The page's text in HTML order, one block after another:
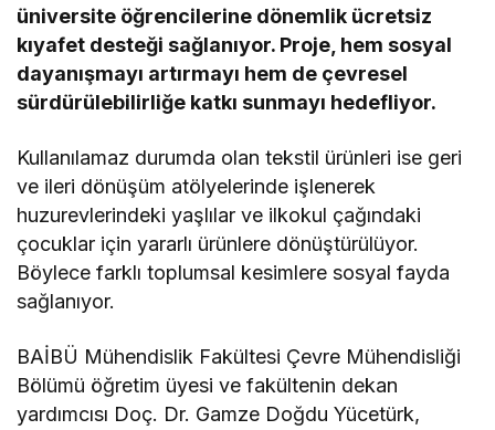
üniversite öğrencilerine dönemlik ücretsiz
kıyafet desteği sağlanıyor. Proje, hem sosyal
dayanışmayı artırmayı hem de çevresel
sürdürülebilirliğe katkı sunmayı hedefliyor.
Kullanılamaz durumda olan tekstil ürünleri ise geri
ve ileri dönüşüm atölyelerinde işlenerek
huzurevlerindeki yaşlılar ve ilkokul çağındaki
çocuklar için yararlı ürünlere dönüştürülüyor.
Böylece farklı toplumsal kesimlere sosyal fayda
sağlanıyor.
BAİBÜ Mühendislik Fakültesi Çevre Mühendisliği
Bölümü öğretim üyesi ve fakültenin dekan
yardımcısı Doç. Dr. Gamze Doğdu Yücetürk,